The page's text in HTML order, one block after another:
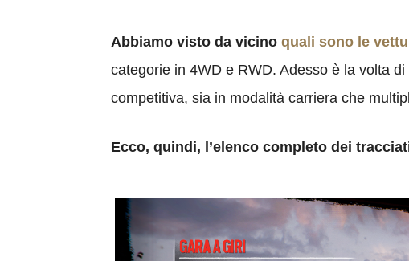
Abbiamo visto da vicino quali sono le
categorie in 4WD e RWD. Adesso è la volta
competitiva, sia in modalità carriera che
Ecco, quindi, l’elenco completo dei